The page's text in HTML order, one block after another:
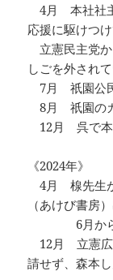
4月 本社社
応援に駆けつけ
立憲民主党
しごを外され
7月 祇園公
8月 祇園の
12月 呉で本
《2024年》
4月 楾先生
（あけび書房）
6月から県
12月 立憲広
請せず、森本